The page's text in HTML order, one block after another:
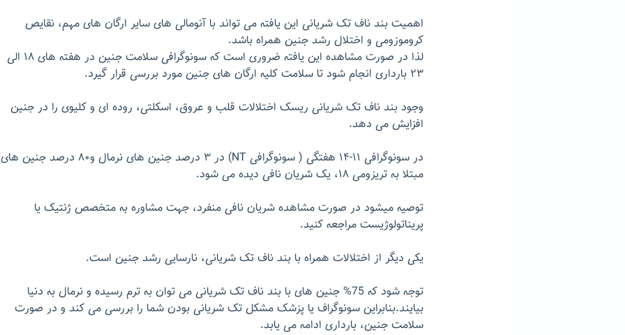
اهمیت بند ناف تک شریانی این یافته می تواند با آنومالی های سایر ارگان های مهم، نقایص
کروموزومی و اختلال رشد جنین همراه باشد.
لذا در صورت مشاهده این یافته ضروری است که سونوگرافی سلامت جنین در هفته های ۱۸ الی
۲۳ بارداری انجام شود تا سلامت کلیه ارگان های جنین مورد بررسی قرار گیرد.
وجود بند ناف تک شریانی ریسک اختلالات قلب و عروق، اسکلتی، روده ای و کلیوی را در جنین
افزایش می دهد.
در سونوگرافی ۱۱-۱۴ هفتگی ( سونوگرافی NT) در ۳ درصد جنین های نرمال و۸۰ درصد جنین های
مبتلا به تریزومی ۱۸، یک شریان نافی دیده می شود.
توصیه میشود در صورت مشاهده شریان نافی منفرد، جهت مشاوره به متخصص ژنتیک یا
پریناتولوژیست مراجعه کنید.
یکی دیگر از اختلالات همراه با بند ناف تک شریانی، نارسایی رشد جنین است.
توجه شود که 75% جنین های با بند ناف تک شریانی می توان به ترم رسیده و نرمال به دنیا
بیایند.بنابراین سونوگراف یا پزشک مشکل تک شریانی بودن شما را بررسی می کند و در صورت
سلامت جنین، بارداری ادامه می یابد.